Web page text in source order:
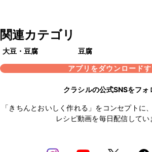
関連カテゴリ
大豆・豆腐
豆腐
アプリをダウンロード
クラシルの公式SNSをフォ
「きちんとおいしく作れる」をコンセプトに
レシピ動画を毎日配信してい